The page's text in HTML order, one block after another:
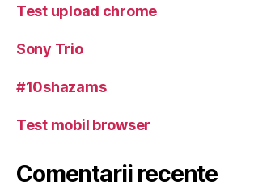
Test upload chrome
Sony Trio
#10shazams
Test mobil browser
Comentarii recente